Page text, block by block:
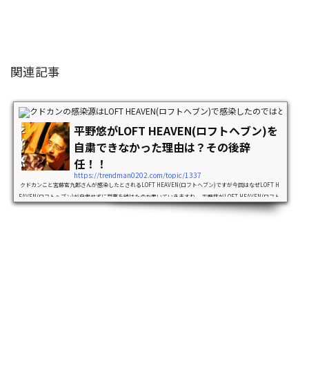
関連記事
平野悠がLOFT HEAVEN(ロフトヘブン)を
自粛できなかった理由は？その後辞
任！！
https://trendman0202.com/topic/1337
クドカンこと宮藤官九郎さんが感染したとされるLOFT HEAVEN(ロフトヘブン)ですが今回はなぜLOFT H
EAVEN(ロフトヘブン)が自粛せずに営業を続けたのか書いていきますね。 平野悠がLOFT HEAVEN(ロフト
ヘブン)を自粛できなかった理由は？ LOFT HEAVEN(ロフトヘブン)は4月1日3月20日夜に行われた公演の出